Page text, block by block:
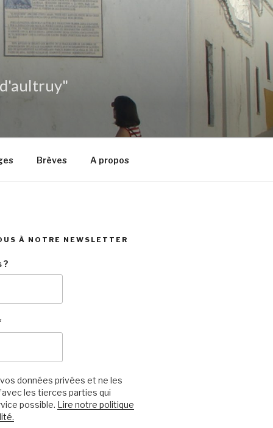
Brèves A propos
À NOTRE NEWSLETTER
?
données privées et ne les
les tierces parties qui
possible. Lire notre politique